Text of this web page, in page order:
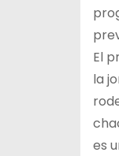
El
la
es